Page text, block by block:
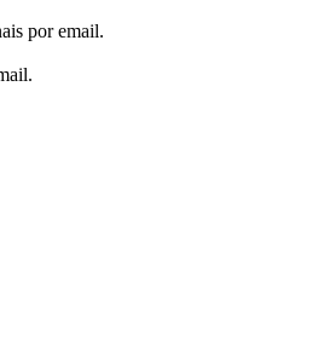
por email.